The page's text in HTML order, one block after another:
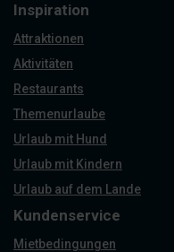
Inspiration
Attraktionen
Aktivitäten
Restaurants
Themenurlaube
Urlaub mit Hund
Urlaub mit Kindern
Urlaub auf dem Lande
Kundenservice
Mietbedingungen